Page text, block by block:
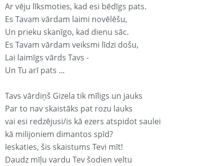
Ar vēju līksmoties, kad esi bēdīgs pats.
Es Tavam vārdam laimi novēlēšu,
Un prieku skanīgo, kad dienu sāc.
Es Tavam vārdam veiksmi līdzi došu,
Lai laimīgs vārds Tavs -
Un Tu arī pats ...
Tavs vārdiņš Gizela tik mīligs un jauks
Par to nav skaistāks pat rozu lauks
vai esi redzējusi/is kā ezers atspidot saulei
kā milijoniem dimantos spīd?
Ieskaties, šis skaistums Tevi mīt!
Daudz mīļu vardu Tev šodien veltu